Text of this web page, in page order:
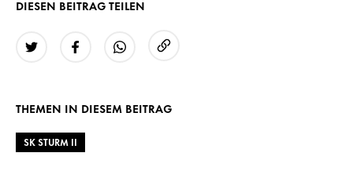
DIESEN BEITRAG TEILEN
THEMEN IN DIESEM BEITRAG
SK STURM II